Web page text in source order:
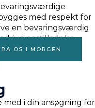
med respekt for
en bevaringsværdig
OS I MORGEN
med i din ansøgning for